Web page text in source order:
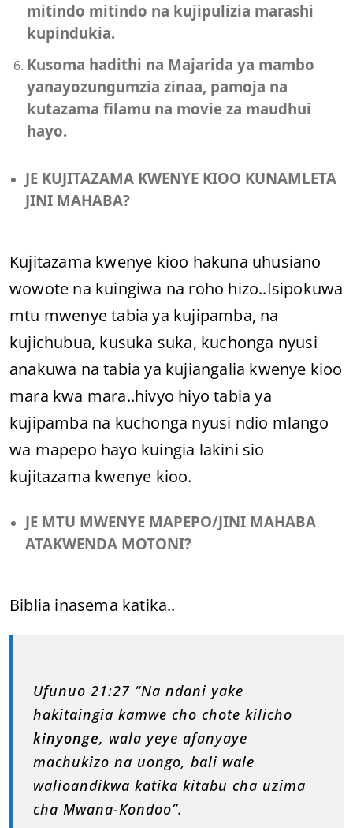
mitindo mitindo na kujipulizia marashi
kupindukia.
Kusoma hadithi na Majarida ya mambo
yanayozungumzia zinaa, pamoja na
kutazama filamu na movie za maudhui
hayo.
JE KUJITAZAMA KWENYE KIOO KUNAMLETA
JINI MAHABA?
Kujitazama kwenye kioo hakuna uhusiano
wowote na kuingiwa na roho hizo..Isipokuwa
mtu mwenye tabia ya kujipamba, na
kujichubua, kusuka suka, kuchonga nyusi
anakuwa na tabia ya kujiangalia kwenye kioo
mara kwa mara..hivyo hiyo tabia ya
kujipamba na kuchonga nyusi ndio mlango
wa mapepo hayo kuingia lakini sio
kujitazama kwenye kioo.
JE MTU MWENYE MAPEPO/JINI MAHABA
ATAKWENDA MOTONI?
Biblia inasema katika..
Ufunuo 21:27 “Na ndani yake
hakitaingia kamwe cho chote kilicho
kinyonge, wala yeye afanyaye
machukizo na uongo, bali wale
walioandikwa katika kitabu cha uzima
cha Mwana-Kondoo”.